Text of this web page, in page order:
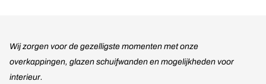
Wij zorgen voor de gezelligste momenten met onze
overkappingen, glazen schuifwanden en mogelijkheden voor
interieur.